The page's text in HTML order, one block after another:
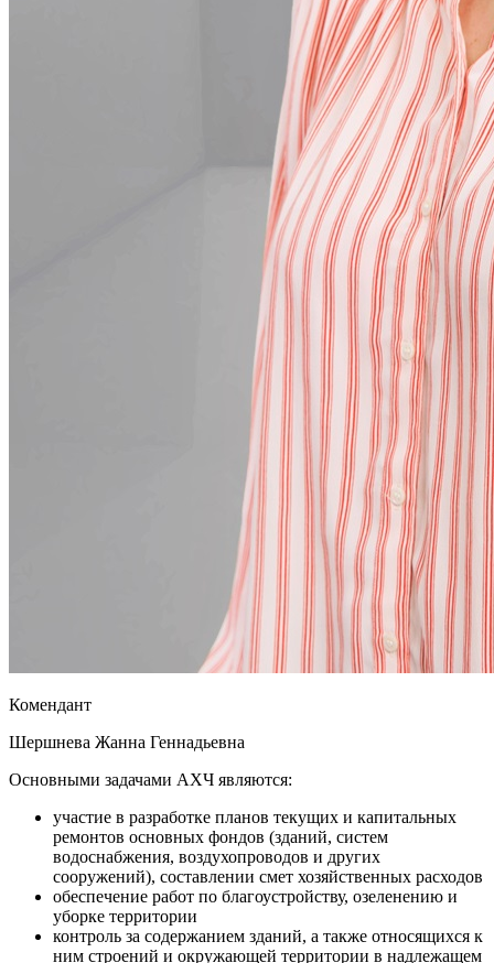
Комендант
Шершнева Жанна Геннадьевна
Основными задачами АХЧ являются:
участие в разработке планов текущих и капитальных
ремонтов основных фондов (зданий, систем
водоснабжения, воздухопроводов и других
сооружений), составлении смет хозяйственных расходов
обеспечение работ по благоустройству, озеленению и
уборке территории
контроль за содержанием зданий, а также относящихся к
ним строений и окружающей территории в надлежащем